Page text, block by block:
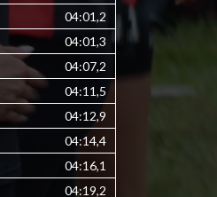
04:01,2
04:01,3
04:07,2
04:11,5
04:12,9
04:14,4
04:16,1
04:19,2